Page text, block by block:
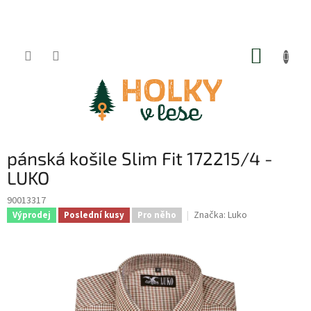
pánská košile Slim Fit 172215/4 -
LUKO
90013317
Výprodej Poslední kusy Pro něho Značka: Luko